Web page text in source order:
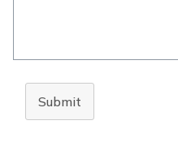
Submit